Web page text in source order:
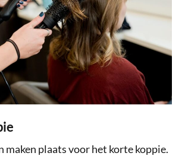
maken plaats voor het korte koppie.